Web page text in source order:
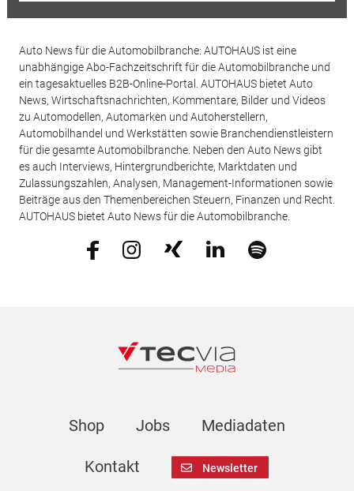
Auto News für die Automobilbranche: AUTOHAUS ist eine
unabhängige Abo-Fachzeitschrift für die Automobilbranche und
ein tagesaktuelles B2B-Online-Portal. AUTOHAUS bietet Auto
News, Wirtschaftsnachrichten, Kommentare, Bilder und Videos
zu Automodellen, Automarken und Autoherstellern,
Automobilhandel und Werkstätten sowie Branchendienstleistern
für die gesamte Automobilbranche. Neben den Auto News gibt
es auch Interviews, Hintergrundberichte, Marktdaten und
Zulassungszahlen, Analysen, Management-Informationen sowie
Beiträge aus den Themenbereichen Steuern, Finanzen und Recht.
AUTOHAUS bietet Auto News für die Automobilbranche.
Shop Jobs Mediadaten
Kontakt Newsletter